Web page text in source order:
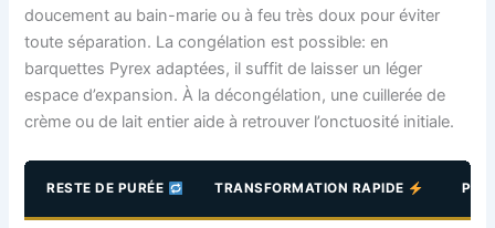
doucement au bain-marie ou à feu très doux pour éviter
toute séparation. La congélation est possible: en
barquettes Pyrex adaptées, il suffit de laisser un léger
espace d’expansion. À la décongélation, une cuillerée de
crème ou de lait entier aide à retrouver l’onctuosité initiale.
RESTE DE PURÉE TRANSFORMATION RAPIDE